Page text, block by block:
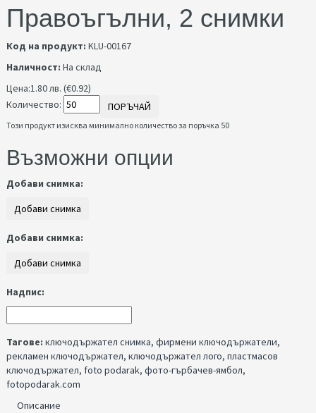
Правоъгълни, 2 снимки
Код на продукт: KLU-00167
Наличност: На склад
Цена:1.80 лв. (€0.92)
Количество:
ПОРЪЧАЙ
Този продукт изисква минимално количество за поръчка 50
Възможни опции
Добави снимка:
Добави снимка:
Надпис:
Тагове: ключодържател снимка, фирмени ключодържатели,
рекламен ключодържател, ключодържател лого, пластмасов
ключодържател, foto podarak, фото-гърбачев-ямбол,
fotopodarak.com
Описание